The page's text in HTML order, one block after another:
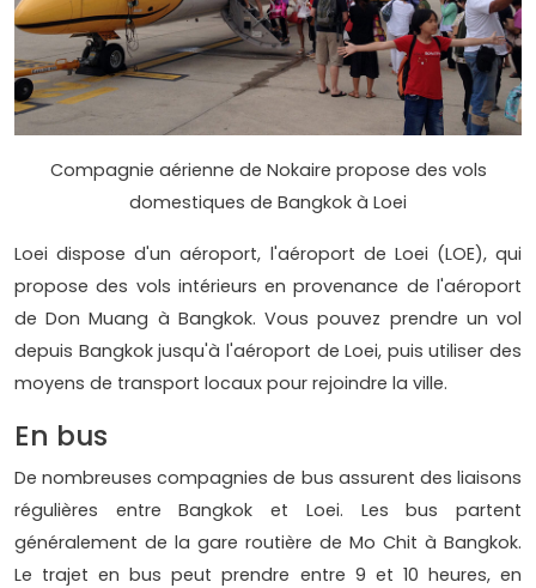
Compagnie aérienne de Nokaire propose des vols
domestiques de Bangkok à Loei
Loei dispose d'un aéroport, l'aéroport de Loei (LOE), qui
propose des vols intérieurs en provenance de l'aéroport
de Don Muang à Bangkok. Vous pouvez prendre un vol
depuis Bangkok jusqu'à l'aéroport de Loei, puis utiliser des
moyens de transport locaux pour rejoindre la ville.
En bus
De nombreuses compagnies de bus assurent des liaisons
régulières entre Bangkok et Loei. Les bus partent
généralement de la gare routière de Mo Chit à Bangkok.
Le trajet en bus peut prendre entre 9 et 10 heures, en